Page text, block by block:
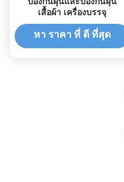
เสื้อผ้า เครื่องบรรจุ
หา ราคา ที่ ดี ที่สุด